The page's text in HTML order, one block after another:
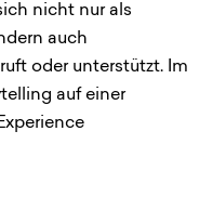
nicht nur als
auch
oder unterstützt. Im
auf einer